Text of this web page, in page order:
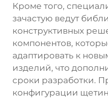
Кроме того,
зачастую ведут
конструктивных
компонентов,
адаптировать к
изделий, что
сроки разработки.
конфигурации